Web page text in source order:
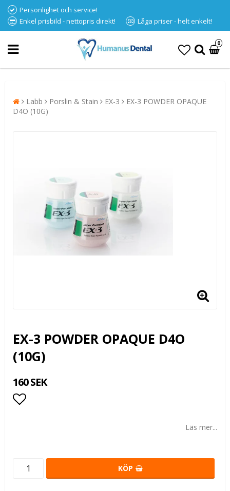
Personlighet och service!
Enkel prisbild - nettopris direkt!
Låga priser - helt enkelt!
0
Labb Porslin & Stain EX-3
EX-3 POWDER OPAQUE
D4O (10G)
EX-3 POWDER OPAQUE D4O
(10G)
160 SEK
Läs mer...
KÖP